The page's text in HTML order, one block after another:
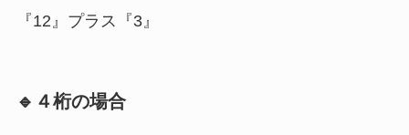
『12』プラス『3』
🔹４桁の場合